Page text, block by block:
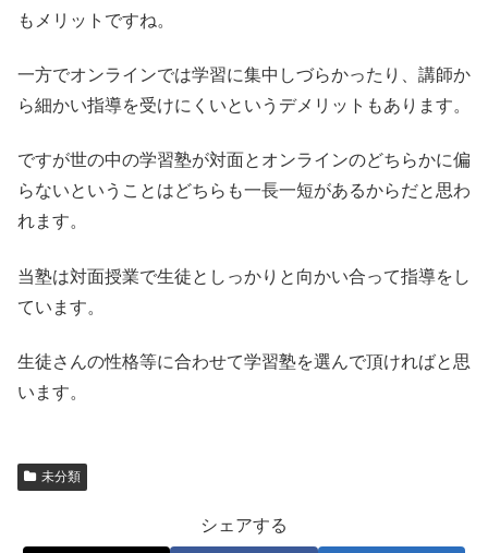
もメリットですね。
一方でオンラインでは学習に集中しづらかったり、講師か
ら細かい指導を受けにくいというデメリットもあります。
ですが世の中の学習塾が対面とオンラインのどちらかに偏
らないということはどちらも一長一短があるからだと思わ
れます。
当塾は対面授業で生徒としっかりと向かい合って指導をし
ています。
生徒さんの性格等に合わせて学習塾を選んで頂ければと思
います。
未分類
シェアする